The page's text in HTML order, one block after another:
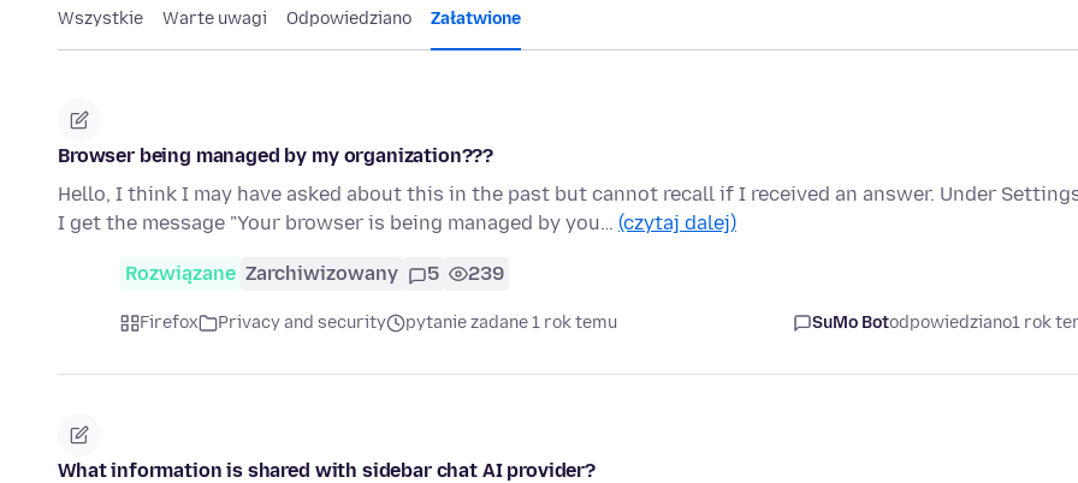
Wszystkie Warte uwagi Odpowiedziano Załatwione
Browser being managed by my organization???
Hello, I think I may have asked about this in the past but cannot recall if I received an answer. Under
I get the message "Your browser is being managed by you… (czytaj dalej)
Rozwiązane Zarchiwizowany 5 239
Firefox Privacy and security pytanie zadane 1 rok temu SuMo Botodpowiedziano1 rok
What information is shared with sidebar chat AI provider?